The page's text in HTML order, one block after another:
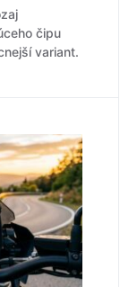
čipu
variant.